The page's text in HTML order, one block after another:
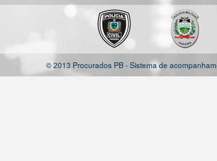
© 2013 Procurados PB - Sistema de